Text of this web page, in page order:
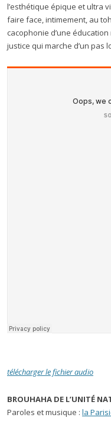
l’esthétique épique et ultra
faire face, intimement, au
cacophonie d’une
justice qui marche d’un pas
télécharger le fichier audio
BROUHAHA DE L’UNITÉ
Paroles et musique : la